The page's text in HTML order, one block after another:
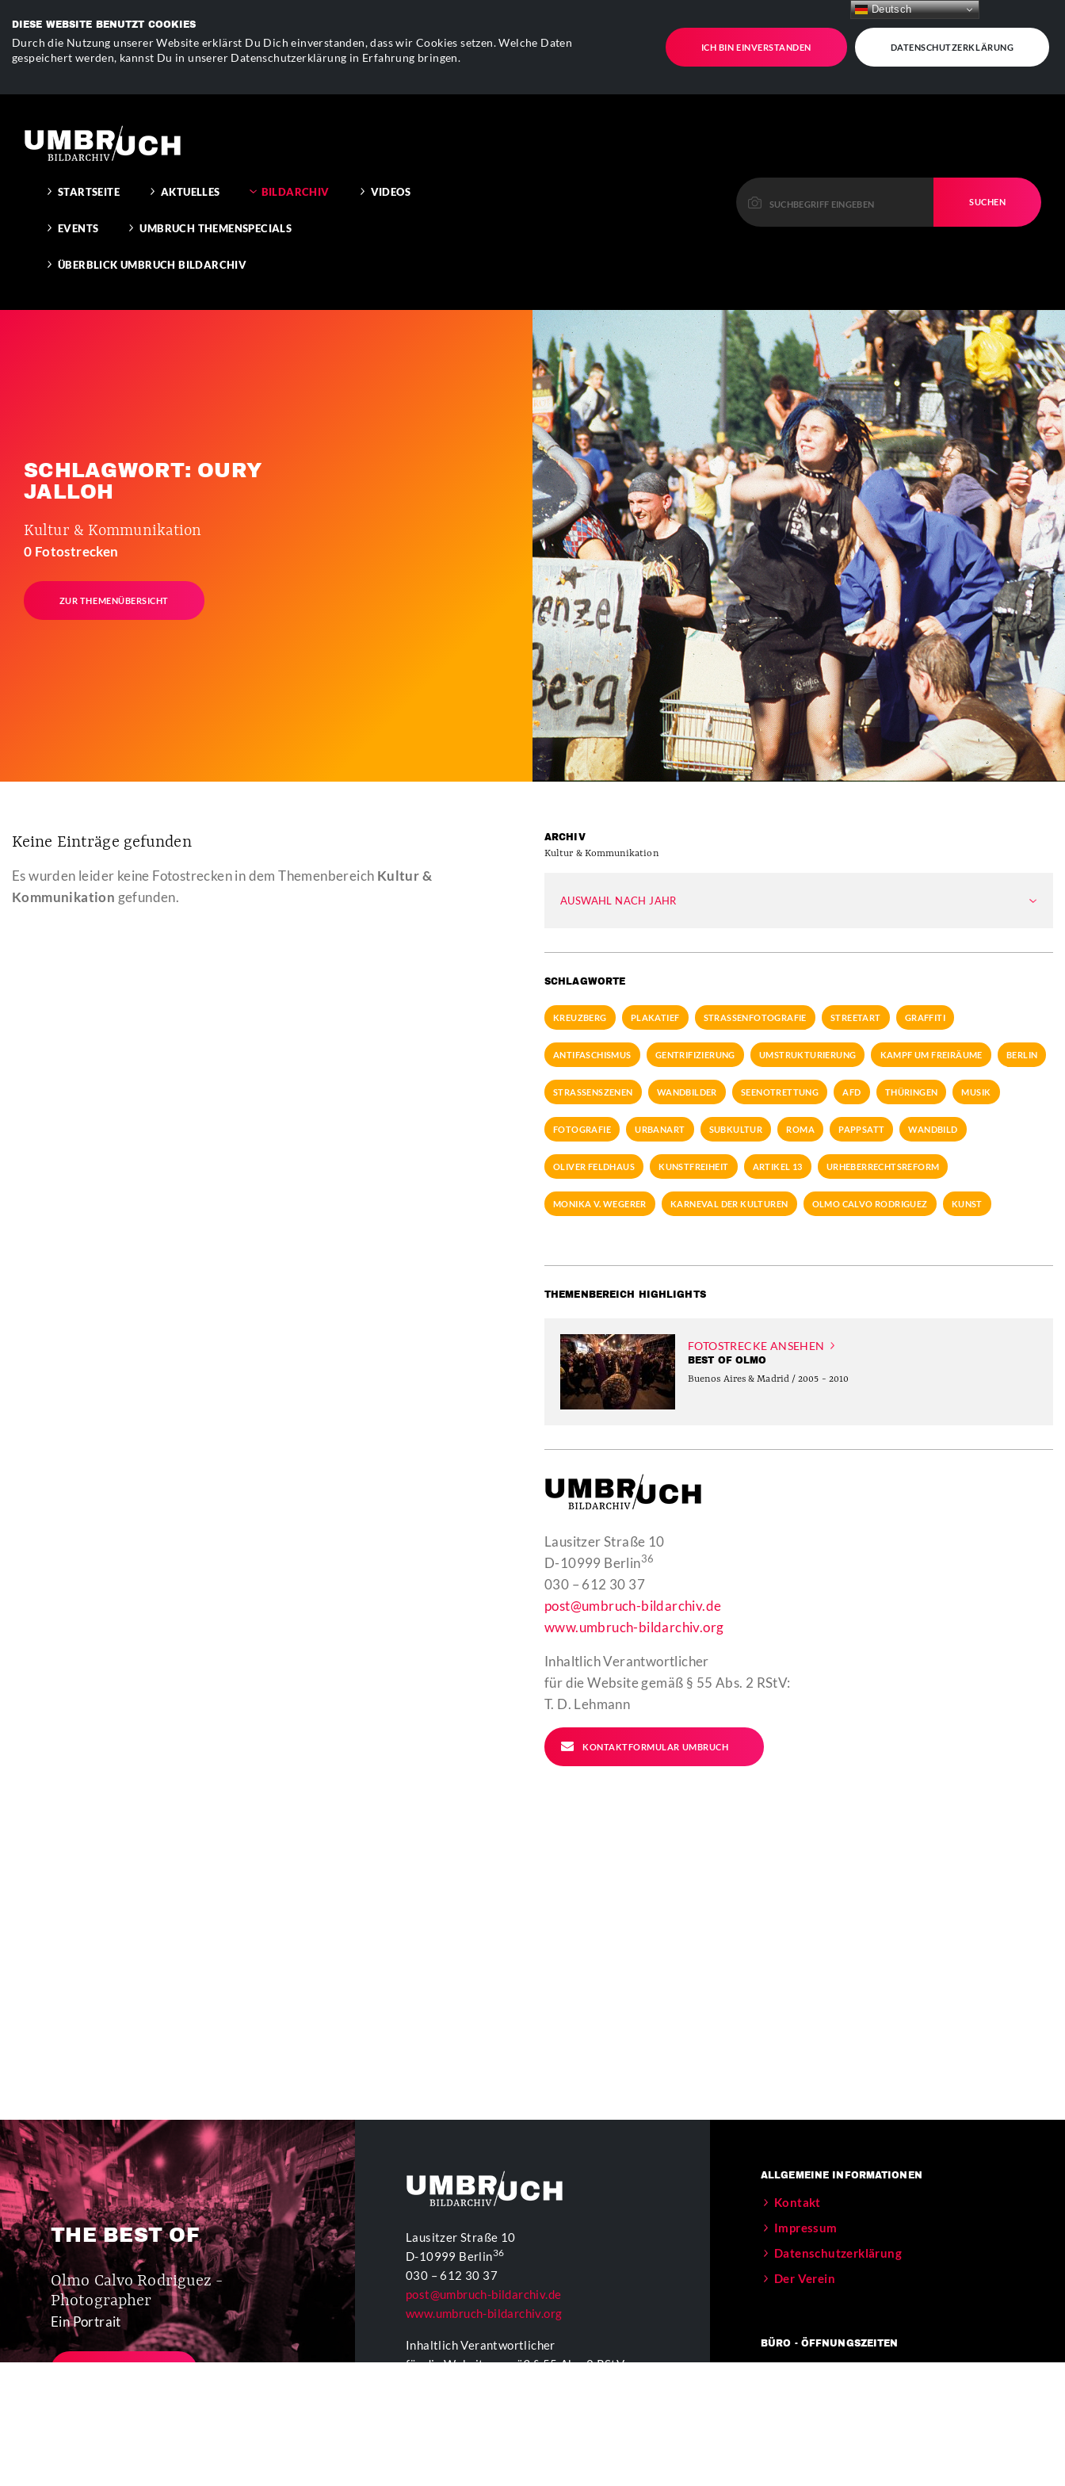
DIESE WEBSITE BENUTZT COOKIES
Durch die Nutzung unserer Website erklärst Du Dich einverstanden, dass wir Cookies setzen. Welche Daten
gespeichert werden, kannst Du in unserer Datenschutzerklärung in Erfahrung bringen.
ICH BIN EINVERSTANDEN DATENSCHUTZERKLÄRUNG
STARTSEITE AKTUELLES BILDARCHIV VIDEOS
EVENTS UMBRUCH THEMENSPECIALS
ÜBERBLICK UMBRUCH BILDARCHIV
SUCHEN
SCHLAGWORT: OURY
JALLOH
Kultur & Kommunikation
0 Fotostrecken
ZUR THEMENÜBERSICHT
Keine Einträge gefunden
Es wurden leider keine Fotostrecken in dem Themenbereich Kultur &
Kommunikation gefunden.
ARCHIV
Kultur & Kommunikation
AUSWAHL NACH JAHR
SCHLAGWORTE
KREUZBERG PLAKATIEF STRASSENFOTOGRAFIE STREETART GRAFFITI
ANTIFASCHISMUS GENTRIFIZIERUNG UMSTRUKTURIERUNG KAMPF UM FREIRÄUME BERLIN
STRASSENSZENEN WANDBILDER SEENOTRETTUNG AFD THÜRINGEN MUSIK
FOTOGRAFIE URBANART SUBKULTUR ROMA PAPPSATT WANDBILD
OLIVER FELDHAUS KUNSTFREIHEIT ARTIKEL 13 URHEBERRECHTSREFORM
MONIKA V. WEGERER KARNEVAL DER KULTUREN OLMO CALVO RODRIGUEZ KUNST
THEMENBEREICH HIGHLIGHTS
FOTOSTRECKE ANSEHEN
BEST OF OLMO
Buenos Aires & Madrid / 2005 - 2010
Lausitzer Straße 10
D-10999 Berlin36
030 – 612 30 37
post@umbruch-bildarchiv.de
www.umbruch-bildarchiv.org
Inhaltlich Verantwortlicher
für die Website gemäß § 55 Abs. 2 RStV:
T. D. Lehmann
KONTAKTFORMULAR UMBRUCH
THE BEST OF
Olmo Calvo Rodriguez -
Photographer
Ein Portrait
Lausitzer Straße 10
D-10999 Berlin36
030 – 612 30 37
post@umbruch-bildarchiv.de
www.umbruch-bildarchiv.org
Inhaltlich Verantwortlicher
für die Website gemäß § 55 Abs. 2 RStV:
ALLGEMEINE INFORMATIONEN
Kontakt
Impressum
Datenschutzerklärung
Der Verein
BÜRO - ÖFFNUNGSZEITEN
Deutsch